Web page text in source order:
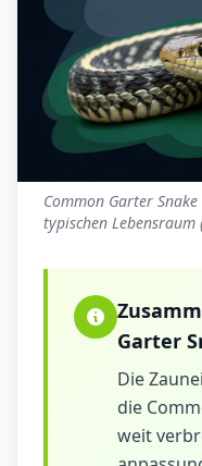
Common Garter
typischen Lebensraum
Garter
Die
die
weit